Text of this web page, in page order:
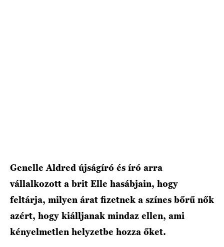
Genelle Aldred újságíró és író arra
vállalkozott a brit Elle hasábjain, hogy
feltárja, milyen árat fizetnek a színes bőrű nők
azért, hogy kiálljanak mindaz ellen, ami
kényelmetlen helyzetbe hozza őket.